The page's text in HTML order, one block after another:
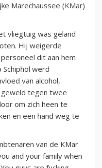
Marechaussee (KMar)
vliegtuig was geland
Hij weigerde
dit aan hem
werd
van alcohol,
tegen twee
om zich heen te
en een hand weg te
van de KMar
and your family when